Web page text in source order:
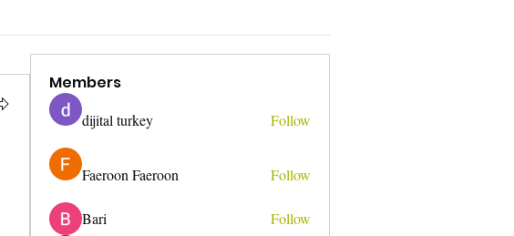
Members
dijital turkey Follow
Faeroon Faeroon Follow
Bari
Follow